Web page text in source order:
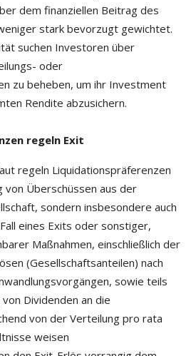
dem finanziellen Beitrag des
stark bevorzugt gewichtet.
suchen Investoren über
oder
zu beheben, um ihr Investment
Rendite abzusichern.
regeln Exit
regeln Liquidationspräferenzen
von Überschüssen aus der
sondern insbesondere auch
eines Exits oder sonstiger,
Maßnahmen, einschließlich der
(Gesellschaftsanteilen) nach
sowie teils
Dividenden an die
von der Verteilung pro rata
weisen